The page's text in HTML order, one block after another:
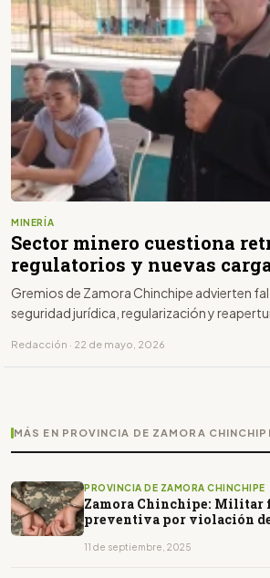
MINERÍA
Sector minero cuestiona
regulatorios y nuevas
Gremios de Zamora Chinchipe advierten
seguridad jurídica, regularización y
Redacción · 22 de mayo, 2026
MÁS EN PROVINCIA DE ZAMORA
PROVINCIA DE ZAMORA CHINCHIPE
Zamora Chinchipe: Militar
preventiva por violación
11 de septiembre, 2025